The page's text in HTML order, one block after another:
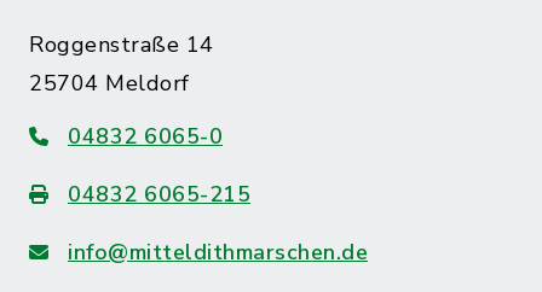
Roggenstraße 14
25704 Meldorf
04832 6065-0
04832 6065-215
info@mitteldithmarschen.de